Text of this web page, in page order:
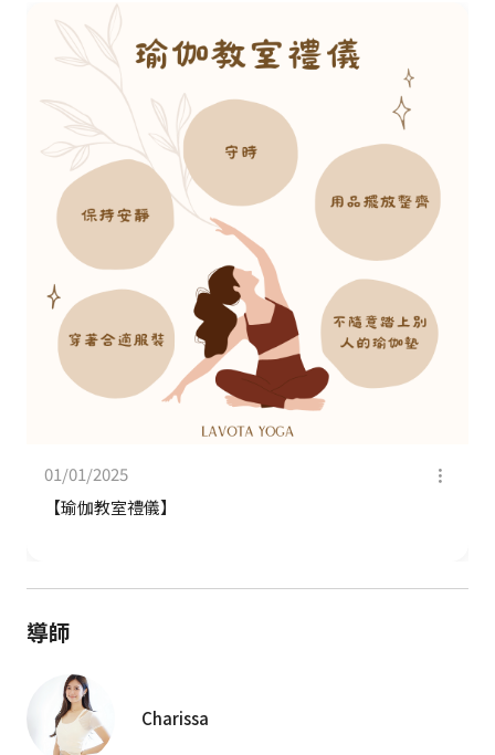
01/01/2025
【瑜伽教室禮儀】
導師
Charissa